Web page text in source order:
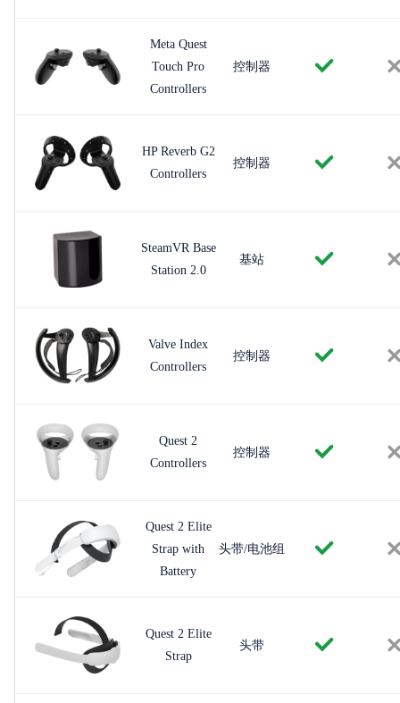
Meta Quest
Touch Pro
Controllers
控制器
HP Reverb G2
Controllers
控制器
SteamVR Base
Station 2.0
基站
Valve Index
Controllers
控制器
Quest 2
Controllers
控制器
Quest 2 Elite
Strap with
Battery
头带/电池组
Quest 2 Elite
Strap
头带